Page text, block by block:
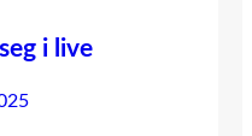
i live